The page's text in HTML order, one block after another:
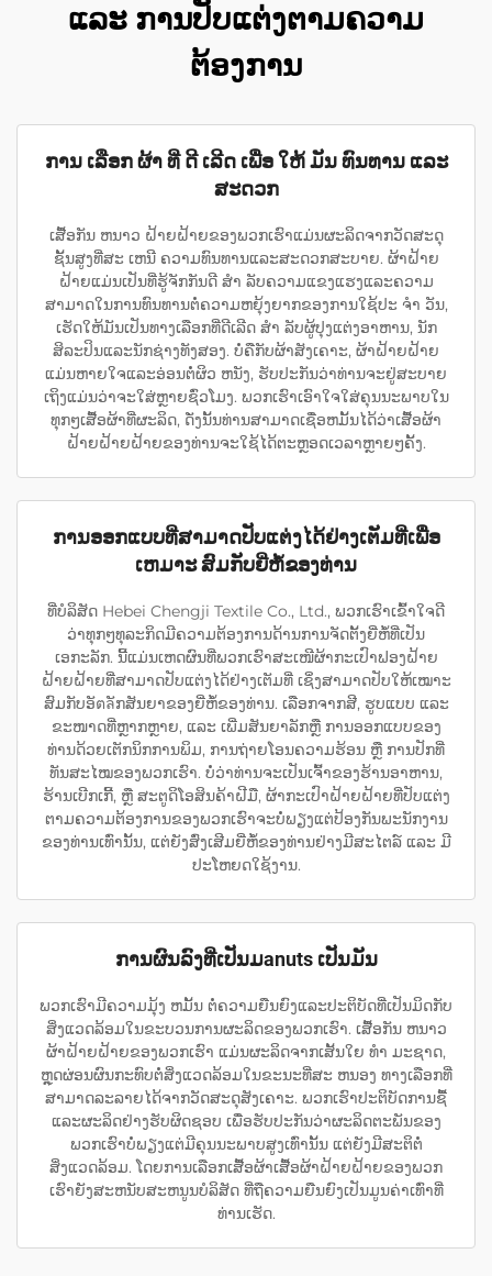
ແລະ ການປັບແຕ່ງຕາມຄວາມ
ຕ້ອງການ
ການ ເລືອກ ຜ້າ ທີ່ ດີ ເລີດ ເພື່ອ ໃຫ້ ມັນ ທົນທານ ແລະ
ສະດວກ
ເສື້ອກັນ ຫນາວ ຝ້າຍຝ້າຍຂອງພວກເຮົາແມ່ນຜະລິດຈາກວັດສະດຸ
ຊັ້ນສູງທີ່ສະ ເຫນີ ຄວາມທົນທານແລະສະດວກສະບາຍ. ຜ້າຝ້າຍ
ຝ້າຍແມ່ນເປັນທີ່ຮູ້ຈັກກັນດີ ສໍາ ລັບຄວາມແຂງແຮງແລະຄວາມ
ສາມາດໃນການທົນທານຕໍ່ຄວາມຫຍຸ້ງຍາກຂອງການໃຊ້ປະ ຈໍາ ວັນ,
ເຮັດໃຫ້ມັນເປັນທາງເລືອກທີ່ດີເລີດ ສໍາ ລັບຜູ້ປຸງແຕ່ງອາຫານ, ນັກ
ສິລະປິນແລະນັກຊ່າງທັງສອງ. ບໍ່ຄືກັບຜ້າສັງເຄາະ, ຜ້າຝ້າຍຝ້າຍ
ແມ່ນຫາຍໃຈແລະອ່ອນຕໍ່ຜິວ ຫນັງ, ຮັບປະກັນວ່າທ່ານຈະຢູ່ສະບາຍ
ເຖິງແມ່ນວ່າຈະໃສ່ຫຼາຍຊົ່ວໂມງ. ພວກເຮົາເອົາໃຈໃສ່ຄຸນນະພາບໃນ
ທຸກໆເສື້ອຜ້າທີ່ຜະລິດ, ດັ່ງນັ້ນທ່ານສາມາດເຊື່ອຫມັ້ນໄດ້ວ່າເສື້ອຜ້າ
ຝ້າຍຝ້າຍຝ້າຍຂອງທ່ານຈະໃຊ້ໄດ້ຕະຫຼອດເວລາຫຼາຍໆຄັ້ງ.
ການອອກແບບທີ່ສາມາດປັບແຕ່ງໄດ້ຢ່າງເຕັມທີ່ເພື່ອ
ເຫມາະ ສົມກັບຍີ່ຫໍ້ຂອງທ່ານ
ທີ່ບໍລິສັດ Hebei Chengji Textile Co., Ltd., ພວກເຮົາເຂົ້າໃຈດີ
ວ່າທຸກໆທຸລະກິດມີຄວາມຕ້ອງການດ້ານການຈັດຕັ້ງຍີ່ຫໍ້ທີ່ເປັນ
ເອກະລັກ. ນີ້ແມ່ນເຫດຜົນທີ່ພວກເຮົາສະເໜີຜ້າກະເປົາຟອງຝ້າຍ
ຝ້າຍຝ້າຍທີ່ສາມາດປັບແຕ່ງໄດ້ຢ່າງເຕັມທີ່ ເຊິ່ງສາມາດປັບໃຫ້ເໝາະ
ສົມກັບອັตลັກສັນຍາຂອງຍີ່ຫໍ້ຂອງທ່ານ. ເລືອກຈາກສີ, ຮູບແບບ ແລະ
ຂະໜາດທີ່ຫຼາກຫຼາຍ, ແລະ ເພີ່ມສັນຍາລັກຫຼື ການອອກແບບຂອງ
ທ່ານດ້ວຍເຕັກນິກການພິມ, ການຖ່າຍໂອນຄວາມຮ້ອນ ຫຼື ການປັກທີ່
ທັນສະໄໝຂອງພວກເຮົາ. ບໍ່ວ່າທ່ານຈະເປັນເຈົ້າຂອງຮ້ານອາຫານ,
ຮ້ານເບີກເກີ້, ຫຼື ສະຕູດິໂອສິນຄ້າຝີມື, ຜ້າກະເປົາຝ້າຍຝ້າຍທີ່ປັບແຕ່ງ
ຕາມຄວາມຕ້ອງການຂອງພວກເຮົາຈະບໍ່ພຽງແຕ່ປ້ອງກັນພະນັກງານ
ຂອງທ່ານເທົ່ານັ້ນ, ແຕ່ຍັງສົ່ງເສີມຍີ່ຫໍ້ຂອງທ່ານຢ່າງມີສະໄຕລ໌ ແລະ ມີ
ປະໂຫຍດໃຊ້ງານ.
ການຜົນລົງທີ່ເປັນມanuts ເປັນມັນ
ພວກເຮົາມີຄວາມມຸ້ງ ຫມັ້ນ ຕໍ່ຄວາມຍືນຍົງແລະປະຕິບັດທີ່ເປັນມິດກັບ
ສິ່ງແວດລ້ອມໃນຂະບວນການຜະລິດຂອງພວກເຮົາ. ເສື້ອກັນ ຫນາວ
ຜ້າຝ້າຍຝ້າຍຂອງພວກເຮົາ ແມ່ນຜະລິດຈາກເສັ້ນໃຍ ທໍາ ມະຊາດ,
ຫຼຸດຜ່ອນຜົນກະທົບຕໍ່ສິ່ງແວດລ້ອມໃນຂະນະທີ່ສະ ຫນອງ ທາງເລືອກທີ່
ສາມາດລະລາຍໄດ້ຈາກວັດສະດຸສັງເຄາະ. ພວກເຮົາປະຕິບັດການຊື້
ແລະຜະລິດຢ່າງຮັບຜິດຊອບ ເພື່ອຮັບປະກັນວ່າຜະລິດຕະພັນຂອງ
ພວກເຮົາບໍ່ພຽງແຕ່ມີຄຸນນະພາບສູງເທົ່ານັ້ນ ແຕ່ຍັງມີສະຕິຕໍ່
ສິ່ງແວດລ້ອມ. ໂດຍການເລືອກເສື້ອຜ້າເສື້ອຜ້າຝ້າຍຝ້າຍຂອງພວກ
ເຮົາຍັງສະຫນັບສະຫນູນບໍລິສັດ ທີ່ຖືຄວາມຍືນຍົງເປັນມູນຄ່າເທົ່າທີ່
ທ່ານເຮັດ.